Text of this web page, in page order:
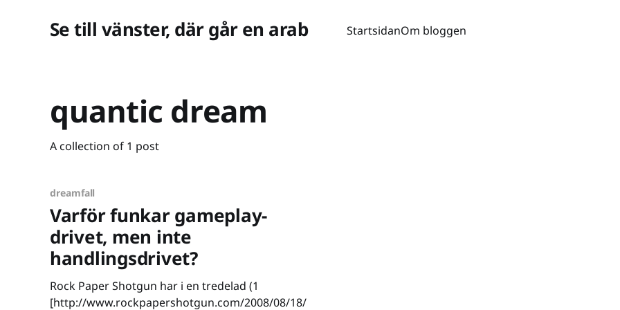
Se till vänster, där går en arab StartsidanOm bloggen
quantic dream
A collection of 1 post
dreamfall
Varför funkar gameplay-
drivet, men inte
handlingsdrivet?
Rock Paper Shotgun har i en tredelad (1
[http://www.rockpapershotgun.com/2008/08/18/